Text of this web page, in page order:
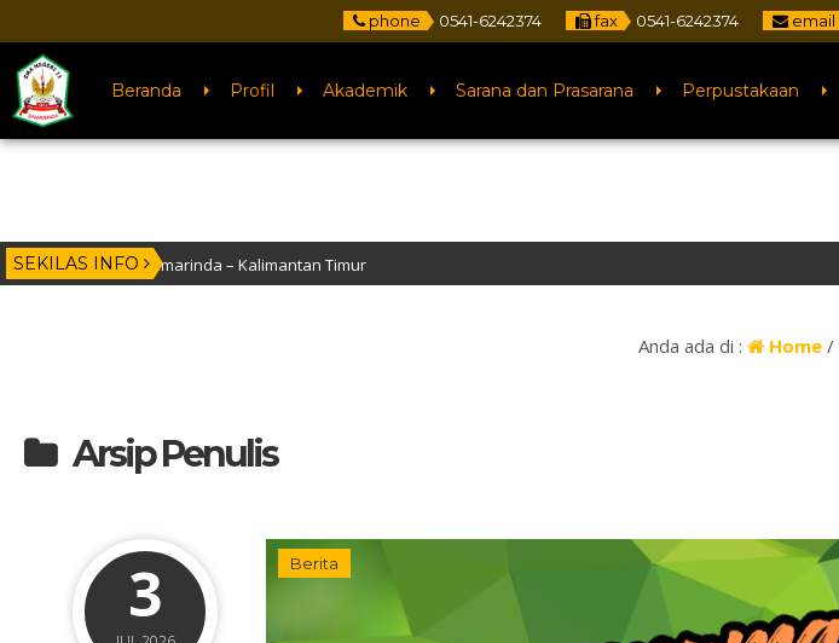
phone 0541-6242374 fax 0541-6242374 email
Beranda Profil Akademik Sarana dan Prasarana Perpustakaan
SEKILAS INFO
Samarinda – Kalimantan Timur
Anda ada di : Home/
Arsip Penulis
3 Berita